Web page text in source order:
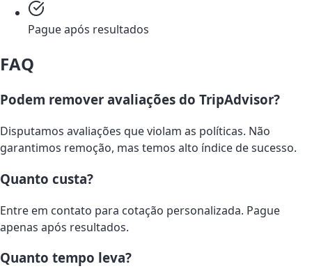
Pague após resultados
FAQ
Podem remover avaliações do TripAdvisor?
Disputamos avaliações que violam as políticas. Não
garantimos remoção, mas temos alto índice de sucesso.
Quanto custa?
Entre em contato para cotação personalizada. Pague
apenas após resultados.
Quanto tempo leva?